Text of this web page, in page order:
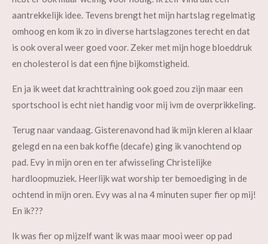
aantrekkelijk idee. Tevens brengt het mijn hartslag regelmatig
omhoog en kom ik zo in diverse hartslagzones terecht en dat
is ook overal weer goed voor. Zeker met mijn hoge bloeddruk
en cholesterol is dat een fijne bijkomstigheid.
En ja ik weet dat krachttraining ook goed zou zijn maar een
sportschool is echt niet handig voor mij ivm de overprikkeling.
Terug naar vandaag. Gisterenavond had ik mijn kleren al klaar
gelegd en na een bak koffie (decafe) ging ik vanochtend op
pad. Evy in mijn oren en ter afwisseling Christelijke
hardloopmuziek. Heerlijk wat worship ter bemoediging in de
ochtend in mijn oren. Evy was al na 4 minuten super fier op mij!
En ik???
Ik was fier op mijzelf want ik was maar mooi weer op pad